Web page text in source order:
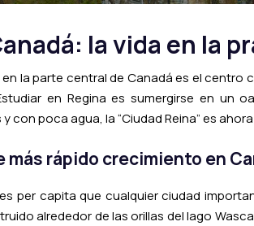
la vida en la
la parte central de Canadá es el centro
en Regina es sumergirse en un
con poca agua, la “Ciudad Reina” es
más rápido crecimiento en
per capita que cualquier ciudad
alrededor de las orillas del lago